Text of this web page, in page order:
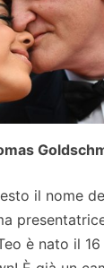
il nome
è nato il